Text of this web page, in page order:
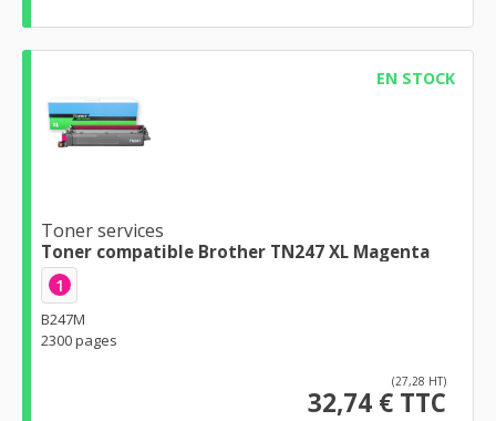
EN STOCK
Toner services
Toner compatible Brother TN247 XL Magenta
1
B247M
2300 pages
(27,28 HT)
32,74 € TTC